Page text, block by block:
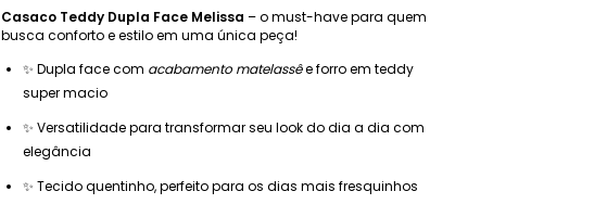
Casaco Teddy Dupla Face Melissa – o must-have para quem
busca conforto e estilo em uma única peça!
✨ Dupla face com acabamento matelassêe forro em teddy
super macio
✨ Versatilidade para transformar seu look do dia a dia com
elegância
✨ Tecido quentinho, perfeito para os dias mais fresquinhos